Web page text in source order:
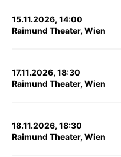
15.11.2026, 14:00
Raimund Theater, Wien
17.11.2026, 18:30
Raimund Theater, Wien
18.11.2026, 18:30
Raimund Theater, Wien